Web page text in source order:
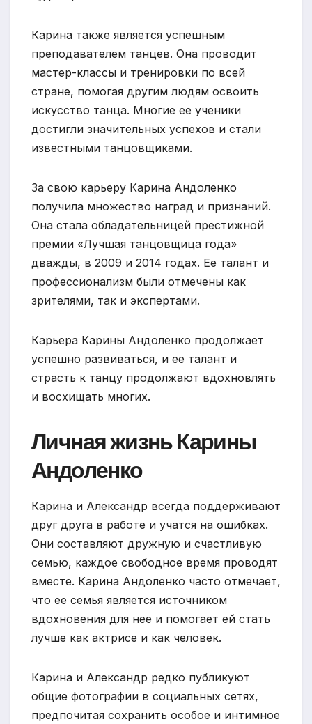
Карина также является успешным
преподавателем танцев. Она проводит
мастер-классы и тренировки по всей
стране, помогая другим людям освоить
искусство танца. Многие ее ученики
достигли значительных успехов и стали
известными танцовщиками.
За свою карьеру Карина Андоленко
получила множество наград и признаний.
Она стала обладательницей престижной
премии «Лучшая танцовщица года»
дважды, в 2009 и 2014 годах. Ее талант и
профессионализм были отмечены как
зрителями, так и экспертами.
Карьера Карины Андоленко продолжает
успешно развиваться, и ее талант и
страсть к танцу продолжают вдохновлять
и восхищать многих.
Личная жизнь Карины
Андоленко
Карина и Александр всегда поддерживают
друг друга в работе и учатся на ошибках.
Они составляют дружную и счастливую
семью, каждое свободное время проводят
вместе. Карина Андоленко часто отмечает,
что ее семья является источником
вдохновения для нее и помогает ей стать
лучше как актрисе и как человек.
Карина и Александр редко публикуют
общие фотографии в социальных сетях,
предпочитая сохранить особое и интимное